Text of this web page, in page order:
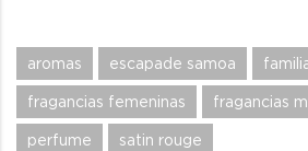
aromas escapade samoa
fragancias femeninas fragancias
perfume satin rouge